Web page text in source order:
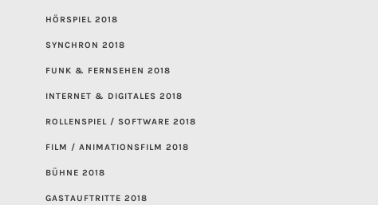
HÖRSPIEL 2018
SYNCHRON 2018
FUNK & FERNSEHEN 2018
INTERNET & DIGITALES 2018
ROLLENSPIEL / SOFTWARE 2018
FILM / ANIMATIONSFILM 2018
BÜHNE 2018
GASTAUFTRITTE 2018